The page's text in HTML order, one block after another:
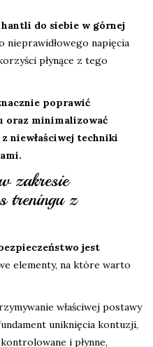
do siebie w górnej
nieprawidłowego napięcia
płynące z tego
poprawić
oraz minimalizować
niewłaściwej techniki
zakresie
treningu z
jest
elementy, na które warto
właściwej postawy
uniknięcia kontuzji,
i płynne,